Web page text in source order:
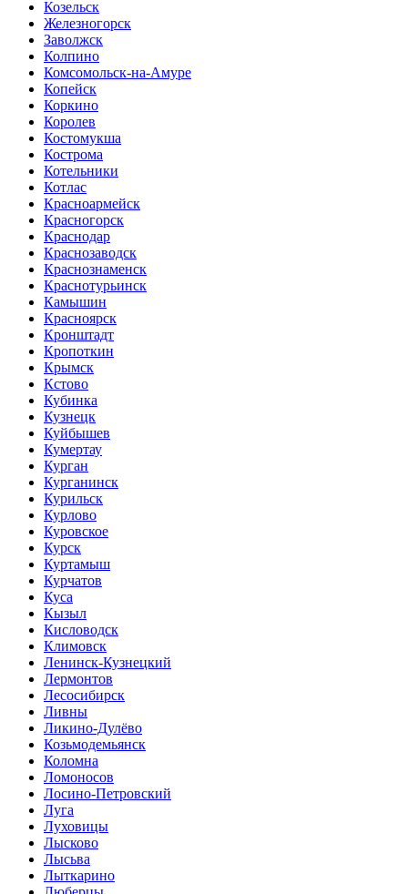
Козельск
Железногорск
Заволжск
Колпино
Комсомольск-на-Амуре
Копейск
Коркино
Королев
Костомукша
Кострома
Котельники
Котлас
Красноармейск
Красногорск
Краснодар
Краснозаводск
Краснознаменск
Краснотурьинск
Камышин
Красноярск
Кронштадт
Кропоткин
Крымск
Кстово
Кубинка
Кузнецк
Куйбышев
Кумертау
Курган
Курганинск
Курильск
Курлово
Куровское
Курск
Куртамыш
Курчатов
Куса
Кызыл
Кисловодск
Климовск
Ленинск-Кузнецкий
Лермонтов
Лесосибирск
Ливны
Ликино-Дулёво
Козьмодемьянск
Коломна
Ломоносов
Лосино-Петровский
Луга
Луховицы
Лысково
Лысьва
Лыткарино